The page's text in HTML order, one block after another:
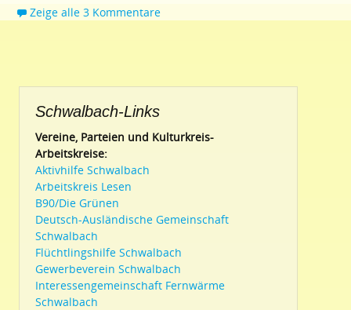
Zeige alle 3 Kommentare
Schwalbach-Links
Vereine, Parteien und Kulturkreis-
Arbeitskreise:
Aktivhilfe Schwalbach
Arbeitskreis Lesen
B90/Die Grünen
Deutsch-Ausländische Gemeinschaft
Schwalbach
Flüchtlingshilfe Schwalbach
Gewerbeverein Schwalbach
Interessengemeinschaft Fernwärme
Schwalbach